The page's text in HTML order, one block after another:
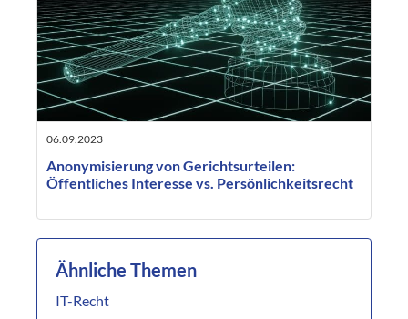
06.09.2023
Anonymisierung von Gerichtsurteilen:
Öffentliches Interesse vs. Persönlichkeitsrecht
Ähnliche Themen
IT-Recht